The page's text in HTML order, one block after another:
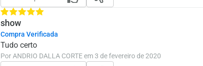
show
Compra Verificada
Tudo certo
Por ANDRIO DALLA CORTE em 3 de fevereiro de 2020